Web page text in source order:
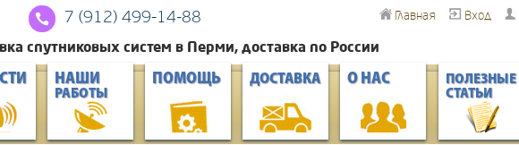
Главная Вход
7 (912) 499-14-88
спутниковых систем в Перми, доставка по России
НАШИ
РАБОТЫ
ПОМОЩЬ ДОСТАВКА О НАС
ПОЛЕЗНЫЕ
СТАТЬИ